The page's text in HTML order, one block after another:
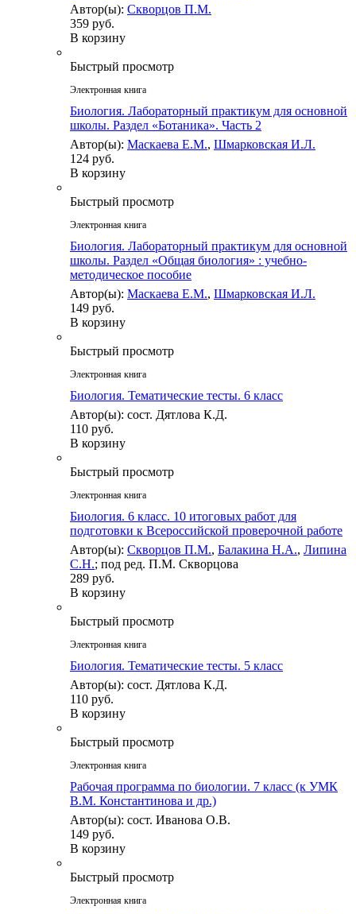
Автор(ы): Скворцов П.М.
359 руб.
В корзину
Быстрый просмотр
Электронная книга
Биология. Лабораторный практикум для основной
школы. Раздел «Ботаника». Часть 2
Автор(ы): Маскаева Е.М., Шмарковская И.Л.
124 руб.
В корзину
Быстрый просмотр
Электронная книга
Биология. Лабораторный практикум для основной
школы. Раздел «Общая биология» : учебно-
методическое пособие
Автор(ы): Маскаева Е.М., Шмарковская И.Л.
149 руб.
В корзину
Быстрый просмотр
Электронная книга
Биология. Тематические тесты. 6 класс
Автор(ы): сост. Дятлова К.Д.
110 руб.
В корзину
Быстрый просмотр
Электронная книга
Биология. 6 класс. 10 итоговых работ для
подготовки к Всероссийской проверочной работе
Автор(ы): Скворцов П.М., Балакина Н.А., Липина
С.Н.; под ред. П.М. Скворцова
289 руб.
В корзину
Быстрый просмотр
Электронная книга
Биология. Тематические тесты. 5 класс
Автор(ы): сост. Дятлова К.Д.
110 руб.
В корзину
Быстрый просмотр
Электронная книга
Рабочая программа по биологии. 7 класс (к УМК
В.М. Константинова и др.)
Автор(ы): сост. Иванова О.В.
149 руб.
В корзину
Быстрый просмотр
Электронная книга